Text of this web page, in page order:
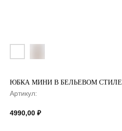
ЮБКА МИНИ В БЕЛЬЕВОМ СТИЛЕ
Артикул:
4990,00 ₽